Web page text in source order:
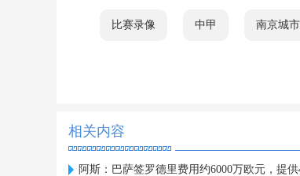
比赛录像 中甲 南京城市
相关内容
阿斯：巴萨签罗德里费用约6000万欧元，提